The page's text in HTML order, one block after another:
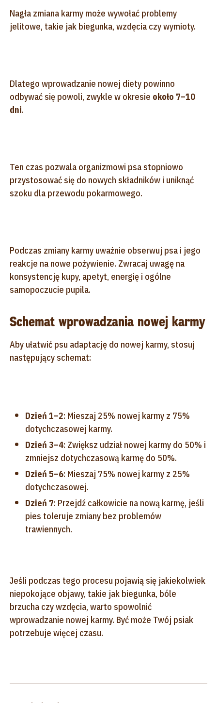
Nagła zmiana karmy może wywołać problemy
jelitowe, takie jak biegunka, wzdęcia czy wymioty.
Dlatego wprowadzanie nowej diety powinno
odbywać się powoli, zwykle w okresie około 7–10
dni.
Ten czas pozwala organizmowi psa stopniowo
przystosować się do nowych składników i uniknąć
szoku dla przewodu pokarmowego.
Podczas zmiany karmy uważnie obserwuj psa i jego
reakcje na nowe pożywienie. Zwracaj uwagę na
konsystencję kupy, apetyt, energię i ogólne
samopoczucie pupila.
Schemat wprowadzania nowej karmy
Aby ułatwić psu adaptację do nowej karmy, stosuj
następujący schemat:
Dzień 1–2: Mieszaj 25% nowej karmy z 75%
dotychczasowej karmy.
Dzień 3–4: Zwiększ udział nowej karmy do 50% i
zmniejsz dotychczasową karmę do 50%.
Dzień 5–6: Mieszaj 75% nowej karmy z 25%
dotychczasowej.
Dzień 7: Przejdź całkowicie na nową karmę, jeśli
pies toleruje zmiany bez problemów
trawiennych.
Jeśli podczas tego procesu pojawią się jakiekolwiek
niepokojące objawy, takie jak biegunka, bóle
brzucha czy wzdęcia, warto spowolnić
wprowadzanie nowej karmy. Być może Twój psiak
potrzebuje więcej czasu.